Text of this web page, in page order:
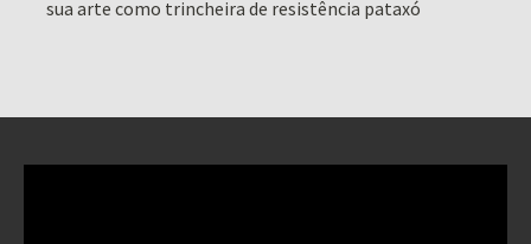
sua arte como trincheira de resistência pataxó